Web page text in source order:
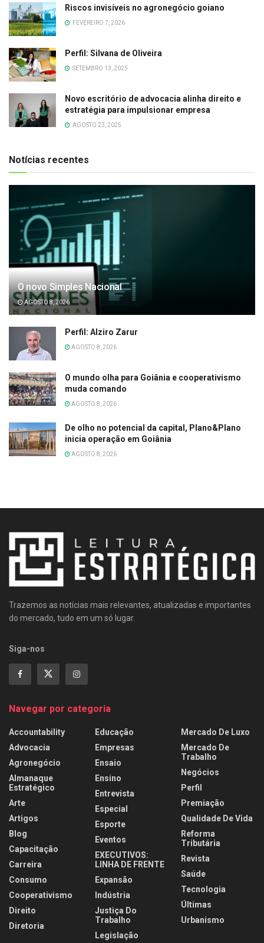
Riscos invisíveis no agronegócio goiano
FEVEREIRO 7, 2026
Perfil: Silvana de Oliveira
SETEMBRO 13, 2025
Novo escritório de advocacia alinha direito e
estratégia para impulsionar empresa
AGOSTO 23, 2025
Notícias recentes
O novo Simples Nacional
AGOSTO 8, 2026
Perfil: Alziro Zarur
AGOSTO 8, 2026
O mundo olha para Goiânia e cooperativismo
muda comando
AGOSTO 8, 2026
De olho no potencial da capital, Plano&Plano
inicia operação em Goiânia
AGOSTO 8, 2026
Trazemos as notícias mais relevantes, atualizadas e importantes
do mercado, tudo em um só lugar.
Siga-nos
Navegar por categoria
Accountability
Advocacia
Agronegócio
Almanaque
Estratégico
Arte
Artigos
Blog
Capacitação
Carreira
Consumo
Cooperativismo
Direito
Diretoria
Educação
Empresas
Ensaio
Ensino
Entrevista
Especial
Esporte
Eventos
EXECUTIVOS:
LINHA DE FRENTE
Expansão
Indústria
Justiça Do
Trabalho
Legislação
Mercado De Luxo
Mercado De
Trabalho
Negócios
Perfil
Premiação
Qualidade De Vida
Reforma
Tributária
Revista
Saúde
Tecnologia
Últimas
Urbanismo